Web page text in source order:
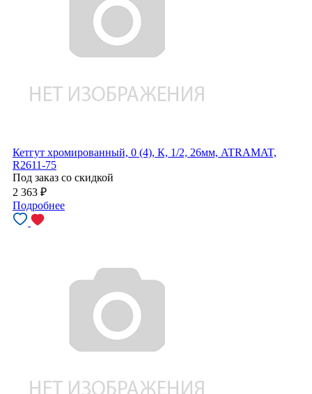
Кетгут хромированный, 0 (4), К, 1/2, 26мм, ATRAMAT,
R2611-75
Под заказ со скидкой
2 363 ₽
Подробнее